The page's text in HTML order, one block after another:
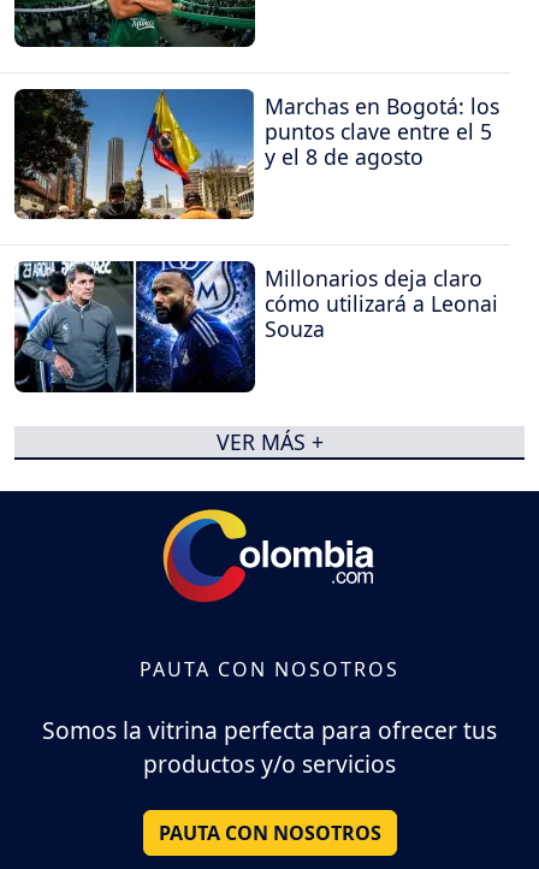
Marchas en Bogotá: los
puntos clave entre el 5
y el 8 de agosto
Millonarios deja claro
cómo utilizará a Leonai
Souza
VER MÁS +
PAUTA CON NOSOTROS
Somos la vitrina perfecta para ofrecer tus
productos y/o servicios
PAUTA CON NOSOTROS